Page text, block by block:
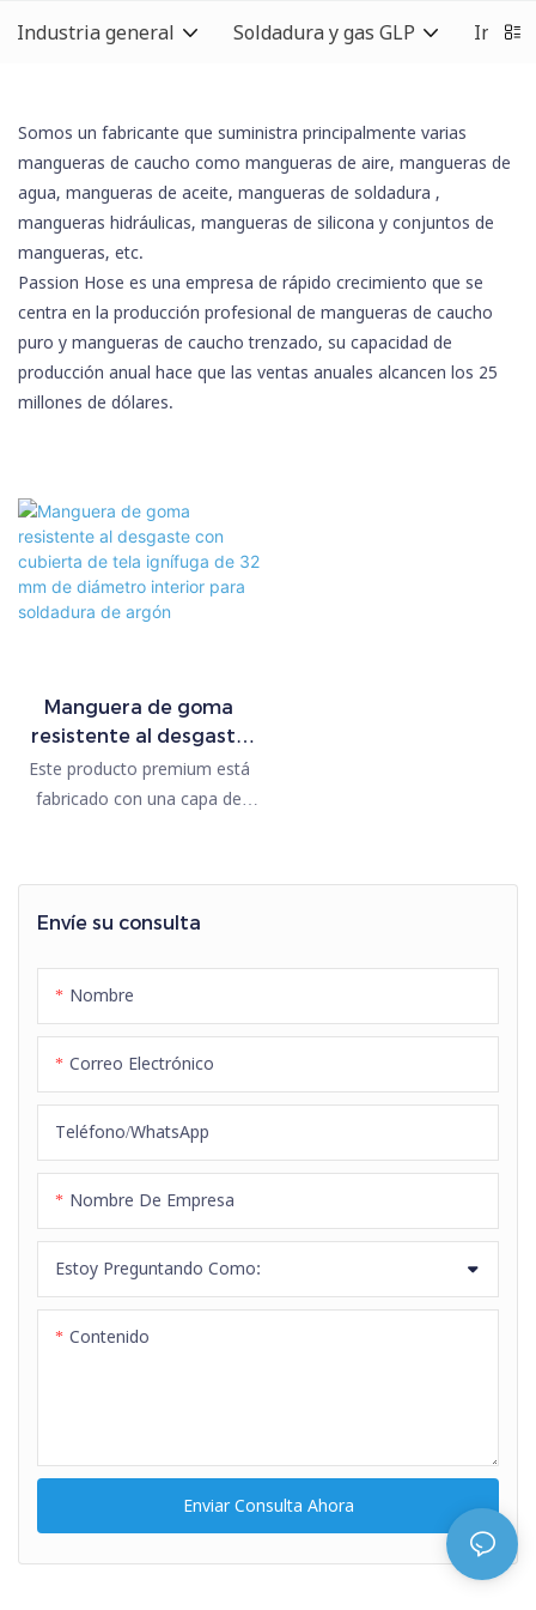
Industria general Soldadura y gas GLP
Envíe su consulta
Nombre
Correo Electrónico
Teléfono/WhatsApp
Nombre De Empresa
Estoy Preguntando Como:
Contenido
Enviar Consulta Ahora
Somos un fabricante que suministra principalmente varias
mangueras de caucho como mangueras de aire, mangueras de
agua, mangueras de aceite, mangueras de soldadura ,
mangueras hidráulicas, mangueras de silicona y conjuntos de
mangueras, etc.
Passion Hose es una empresa de rápido crecimiento que se
centra en la producción profesional de mangueras de caucho
puro y mangueras de caucho trenzado, su capacidad de
producción anual hace que las ventas anuales alcancen los 25
millones de dólares.
Manguera de goma
resistente al desgaste
con cubierta de tela
ignífuga de 32 mm de
Este producto premium está
fabricado con una capa de
llama, con una capa interior de
malla de poliéster. Se utiliza
metros por pieza.